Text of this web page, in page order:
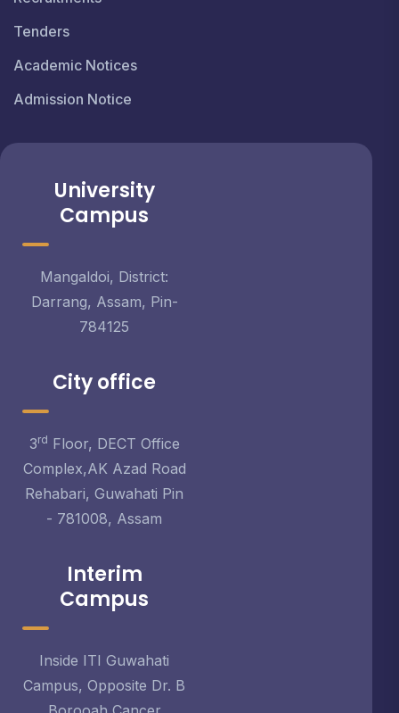
Tenders
Academic Notices
Admission Notice
University
Campus
Mangaldoi, District:
Darrang, Assam, Pin-
784125
City office
3rd Floor, DECT Office
Complex,AK Azad Road
Rehabari, Guwahati Pin
- 781008, Assam
Interim
Campus
Inside ITI Guwahati
Campus, Opposite Dr. B